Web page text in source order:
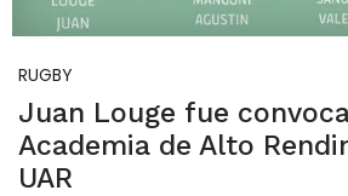
RUGBY
Juan Louge fue
Academia de Alto
UAR